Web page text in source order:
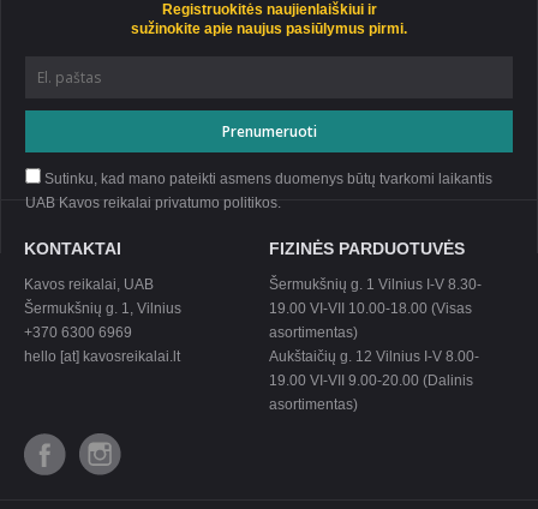
KONTAKTAI
Kavos reikalai, UAB
Šermukšnių g. 1, Vilnius
+370 6300 6969
hello [at] kavosreikalai.lt
FIZINĖS PARDUOTUVĖS
Šermukšnių g. 1 Vilnius I-V 8.30-
19.00 VI-VII 10.00-18.00 (Visas
asortimentas)
Aukštaičių g. 12 Vilnius I-V 8.00-
19.00 VI-VII 9.00-20.00 (Dalinis
asortimentas)
Registruokitės naujienlaiškiui ir
sužinokite apie naujus pasiūlymus pirmi.
Sutinku, kad mano pateikti asmens duomenys būtų tvarkomi laikantis
UAB Kavos reikalai privatumo politikos.